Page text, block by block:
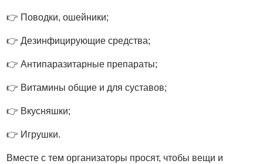
👉 Поводки, ошейники;
👉 Дезинфицирующие средства;
👉 Антипаразитарные препараты;
👉 Витамины общие и для суставов;
👉 Вкусняшки;
👉 Игрушки.
Вместе с тем организаторы просят, чтобы вещи и